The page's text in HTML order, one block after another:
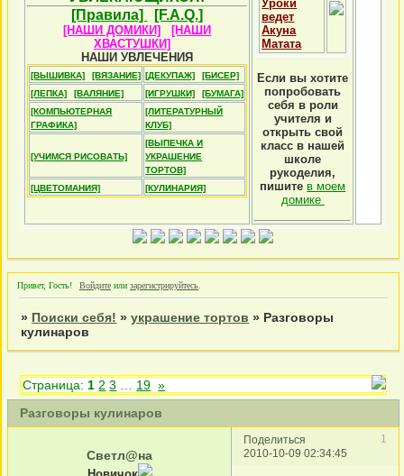
[Правила]
[F.A.Q.]
[НАШИ ДОМИКИ]
[НАШИ
ХВАСТУШКИ]
НАШИ УВЛЕЧЕНИЯ
[ВЫШИВКА] [ВЯЗАНИЕ] [ДЕКУПАЖ]
[БИСЕР]
[ЛЕПКА]
[ВАЛЯНИЕ] [ИГРУШКИ]
[БУМАГА]
[КОМПЬЮТЕРНАЯ
ГРАФИКА]
[ЛИТЕРАТУРНЫЙ
КЛУБ]
[УЧИМСЯ РИСОВАТЬ]
[ВЫПЕЧКА И
УКРАШЕНИЕ
ТОРТОВ]
[ЦВЕТОМАНИЯ]
[КУЛИНАРИЯ]
Уроки
ведет
Акуна
Матата
Если вы хотите
попробовать
себя в роли
учителя и
открыть свой
класс в нашей
школе
рукоделия,
пишите в моем
домике
Привет, Гость! Войдите или зарегистрируйтесь
» Поиски себя! »украшение тортов » Разговоры
кулинаров
Разговоры кулинаров
Страница: 1 2 3 19 »
Поделиться
1
2010-10-09 02:34:45
Светл@на